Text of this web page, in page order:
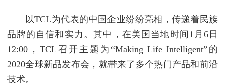
以TCL为代表的中国企业纷纷亮相，传递着民族
品牌的自信和实力。其中，在美国当地时间1月6日
12:00，TCL召开主题为“Making Life Intelligent”的
2020全球新品发布会，就带来了多个热门产品和前沿
技术。